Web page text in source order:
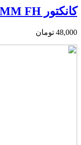
کانکتور 1.25MM FH سیمدار 6 پین
48,000 تومان